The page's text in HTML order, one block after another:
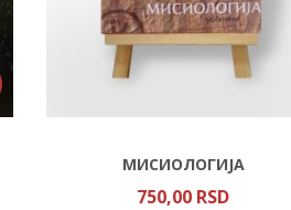
МИСИОЛОГИЈА
750,00 RSD